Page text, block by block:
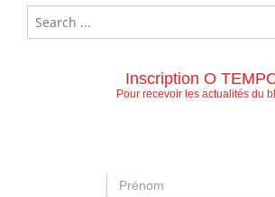
Inscription O
Pour recevoir les actualités du